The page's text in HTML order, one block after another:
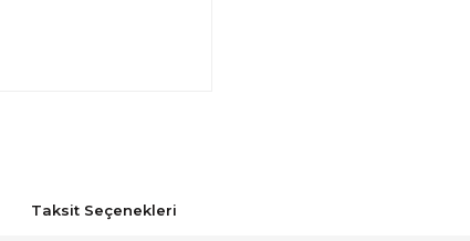
Taksit Seçenekleri